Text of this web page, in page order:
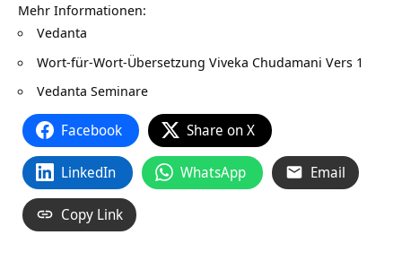
Mehr Informationen:
Vedanta
Wort-für-Wort-Übersetzung Viveka Chudamani Vers 1
Vedanta Seminare
Facebook Share on X
LinkedIn WhatsApp Email
Copy Link